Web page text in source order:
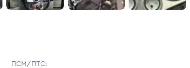
ПСМ/ПТС: